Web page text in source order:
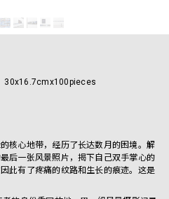
30x16.7cmx100pieces
核心地带，经历了长达数月的困境。解
后一张风景照片，揭下自己双手掌心的
此有了疼痛的纹路和生长的痕迹。这是